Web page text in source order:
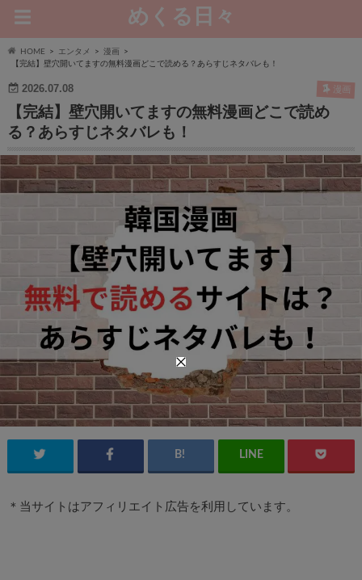
めくる日々
HOME エンタメ
漫画
【完結】壁穴開いてますの無料漫画どこで読める？あらすじネタバレも！
2026.07.08 漫画
【完結】壁穴開いてますの無料漫画どこで読め
る？あらすじネタバレも！
＊当サイトはアフィリエイト広告を利用しています。